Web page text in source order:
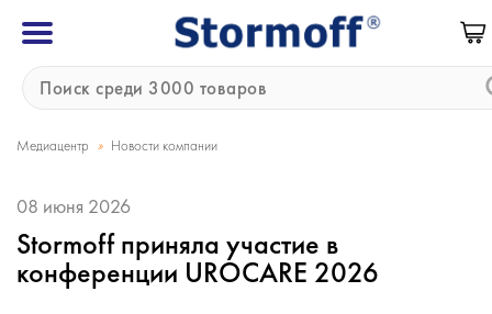
Медиацентр » Новости компании
08 июня 2026
Stormoff приняла участие в
конференции UROCARE 2026